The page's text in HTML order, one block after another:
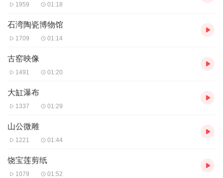
1959 01:18
石湾陶瓷博物馆
1709 01:14
古窑映像
1491 01:20
大缸瀑布
1337 01:29
山公微雕
1221 01:44
饶宝莲剪纸
1079 01:52